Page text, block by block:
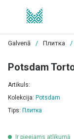
Galvenā / Плитка /
Potsdam
Artikuls:
Kolekcija: Potsdam
Tips: Плитка
Ir pieejams atlikumā